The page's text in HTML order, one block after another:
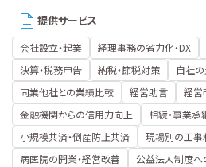
提供サービス
会社設立・起業 経理事務の省力化・DX
決算・税務申告
納税・節税対策 自社
同業他社との業績比較
経営助言
経営
金融機関からの信用力向上
相続・事業承
小規模共済・倒産防止共済
現場別の工事
病医院の開業・経営改善
公益法人制度へ